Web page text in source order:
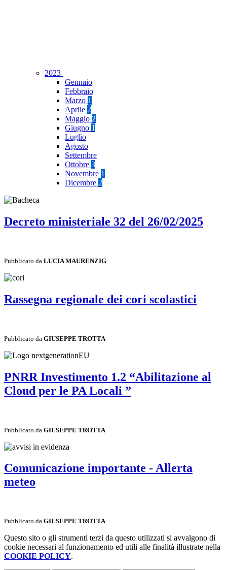
2023
Gennaio
Febbraio
Marzo 1
Aprile 2
Maggio 2
Giugno 1
Luglio
Agosto
Settembre
Ottobre 3
Novembre 1
Dicembre 2
Decreto ministeriale 32 del 26/02/2025
Pubblicato da LUCIA MAURENZIG
Rassegna regionale dei cori scolastici
Pubblicato da GIUSEPPE TROTTA
PNRR Investimento 1.2 “Abilitazione al
Cloud per le PA Locali ”
Pubblicato da GIUSEPPE TROTTA
Comunicazione importante - Allerta
meteo
Pubblicato da GIUSEPPE TROTTA
Questo sito o gli strumenti terzi da questo utilizzati si avvalgono di
cookie necessari al funzionamento ed utili alle finalità illustrate nella
COOKIE POLICY.